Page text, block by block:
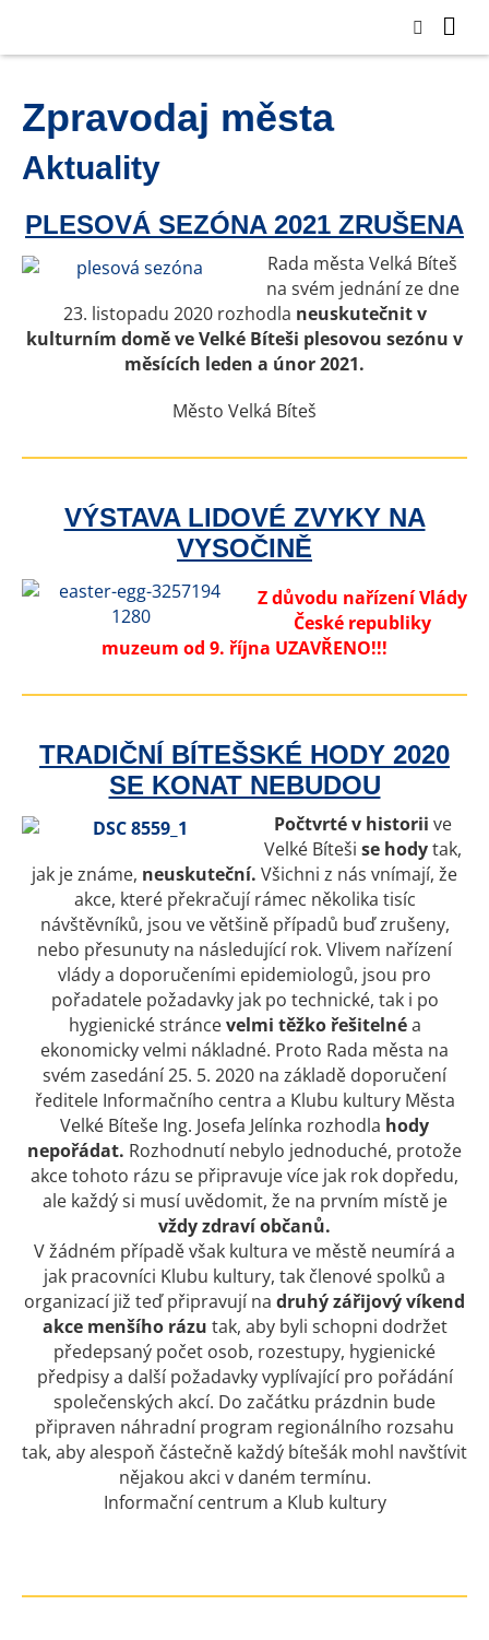
Zpravodaj města
Aktuality
PLESOVÁ SEZÓNA 2021 ZRUŠENA
Rada města Velká Bíteš
na svém jednání ze dne
23. listopadu 2020 rozhodla neuskutečnit v
kulturním domě ve Velké Bíteši plesovou sezónu v
měsících leden a únor 2021.
Město Velká Bíteš
VÝSTAVA LIDOVÉ ZVYKY NA
VYSOČINĚ
Z důvodu nařízení Vlády
České republiky
muzeum od 9. října UZAVŘENO!!!
TRADIČNÍ BÍTEŠSKÉ HODY 2020
SE KONAT NEBUDOU
Počtvrté v historii ve
Velké Bíteši se hodytak,
jak je známe, neuskuteční. Všichni z nás vnímají, že
akce, které překračují rámec několika tisíc
návštěvníků, jsou ve většině případů buď zrušeny,
nebo přesunuty na následující rok. Vlivem nařízení
vlády a doporučeními epidemiologů, jsou pro
pořadatele požadavky jak po technické, tak i po
hygienické stráncevelmi těžko řešitelnéa
ekonomicky velmi nákladné. Proto Rada města na
svém zasedání 25. 5. 2020 na základě doporučení
ředitele Informačního centra a Klubu kultury Města
Velké Bíteše Ing. Josefa Jelínka rozhodla hody
nepořádat. Rozhodnutí nebylo jednoduché, protože
akce tohoto rázu se připravuje více jak rok dopředu,
ale každý si musí uvědomit, že na prvním místě je
vždy zdraví občanů.
V žádném případě však kultura ve městě neumírá a
jak pracovníci Klubu kultury, tak členové spolků a
organizací již teď připravují na druhý zářijový víkend
akce menšího rázu tak, aby byli schopni dodržet
předepsaný počet osob, rozestupy, hygienické
předpisy a další požadavky vyplívající pro pořádání
společenských akcí. Do začátku prázdnin bude
připraven náhradní program regionálního rozsahu
tak, aby alespoň částečně každý bítešák mohl navštívit
nějakou akci v daném termínu.
Informační centrum a Klub kultury